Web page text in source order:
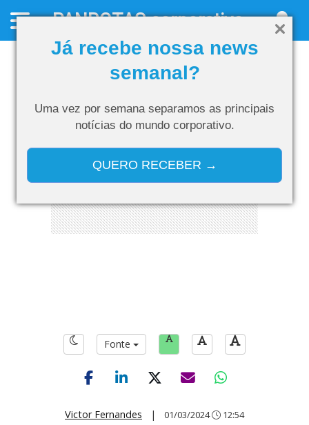
Já recebe nossa news
semanal?
Uma vez por semana separamos as principais
notícias do mundo corporativo.
QUERO RECEBER →
PANROTAScorporativo
Fonte
Victor Fernandes | 01/03/2024 12:54